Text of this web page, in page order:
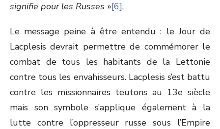
signifie pour les Russes »[6].
Le message peine à être entendu : le Jour de
Lacplesis devrait permettre de commémorer le
combat de tous les habitants de la Lettonie
contre tous les envahisseurs. Lacplesis s’est battu
contre les missionnaires teutons au 13e siècle
mais son symbole s’applique également à la
lutte contre l’oppresseur russe sous l’Empire